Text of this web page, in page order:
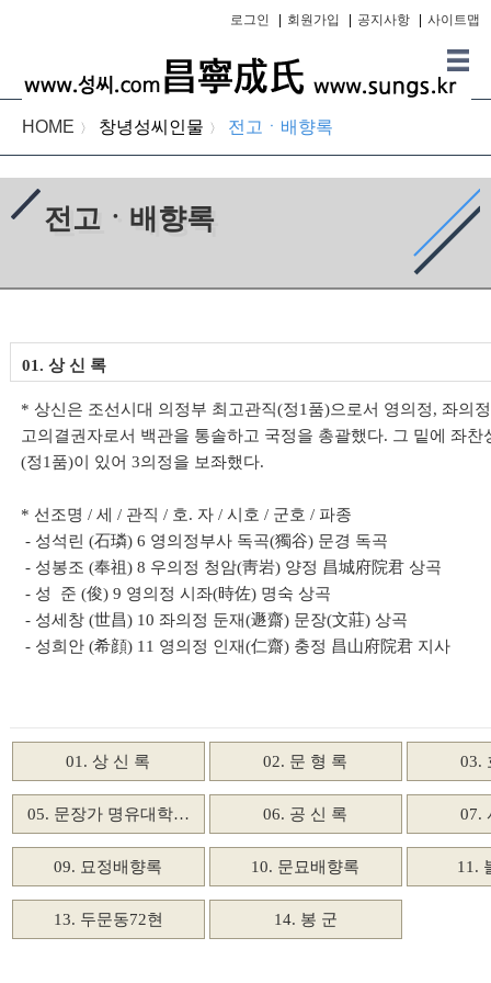
로그인 회원가입 공지사항 사이트맵
HOME 〉 창녕성씨인물 〉 전고ㆍ배향록
전고ㆍ배향록
01. 상 신 록
* 상신은 조선시대 의정부 최고관직(정1품)으로서 영의정, 좌의
고의결권자로서 백관을 통솔하고 국정을 총괄했다. 그 밑에 좌
(정1품)이 있어 3의정을 보좌했다.
* 선조명 / 세 / 관직 / 호. 자 / 시호 / 군호 / 파종
- 성석린 (石璘) 6 영의정부사 독곡(獨谷) 문경 독곡
- 성봉조 (奉祖) 8 우의정 청암(靑岩) 양정 昌城府院君 상곡
- 성 준 (俊) 9 영의정 시좌(時佐) 명숙 상곡
- 성세창 (世昌) 10 좌의정 둔재(遯齋) 문장(文莊) 상곡
- 성희안 (希顔) 11 영의정 인재(仁齋) 충정 昌山府院君 지사
01. 상 신 록 02. 문 형 록 03.
05. 문장가 명유대학… 06. 공 신 록 07.
09. 묘정배향록 10. 문묘배향록 11.
13. 두문동72현 14. 봉 군